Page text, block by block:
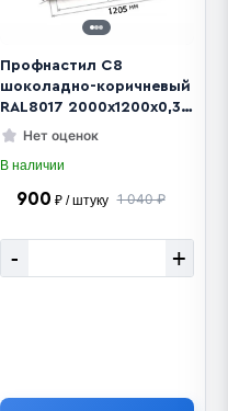
В наличии
Профнастил С8
шоколадно-коричневый
RAL8017 2000х1200х0,32
мм
Нет оценок
900 ₽ / штуку 1 040 ₽
- +